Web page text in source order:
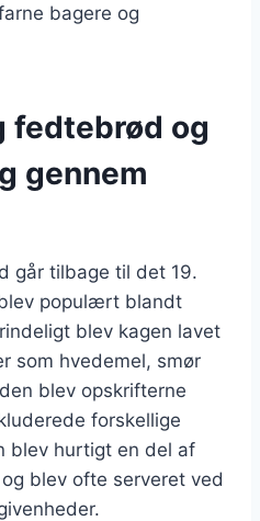
bagere og
fedtebrød og
gennem
går tilbage til det 19.
populært blandt
blev kagen lavet
som hvedemel, smør
blev opskrifterne
forskellige
blev hurtigt en del af
blev ofte serveret ved